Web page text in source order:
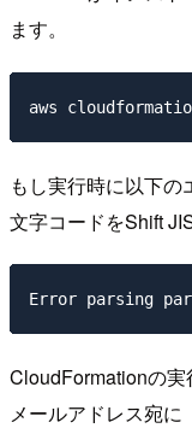
ます。
もし実行時に以下
文字コードをShift
CloudFormationの
メールアドレス宛に